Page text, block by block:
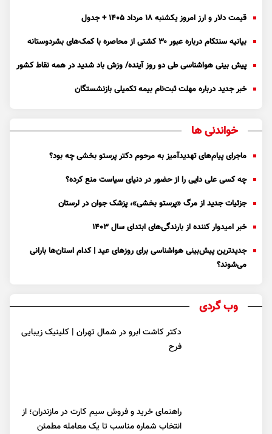
قیمت دلار و ارز امروز یکشنبه ۱۸ مرداد ۱۴۰۵ + جدول
بیانیه سنتکام درباره عبور ۳۰ کشتی از محاصره با کمک‌های بشردوستانه
پیش بینی هواشناسی طی دو روز آینده/ وزش باد شدید در همه نقاط کشور
خبر جدید درباره مهلت ثبت‌نام بیمه تکمیلی بازنشستگان
خواندنی ها
ماجرای پیام‌های تهدیدآمیز به مرحوم دکتر پرستو بخشی چه بود؟
چه کسی علی دایی را از حضور در دنیای سیاست منع کرده؟
جزئیات جدید از مرگ «پرستو بخشی»، پزشک جوان در لرستان
خبر امیدوار کننده از بارندگی‌های ابتدای سال ۱۴۰۳
جدیدترین پیش‌بینی هواشناسی برای روزهای عید | کدام استان‌ها بارانی
می‌شوند؟
وب گردی
دکتر کاشت ابرو در شمال تهران | کلینیک زیبایی
فرح
راهنمای خرید و فروش سیم کارت در مازندران؛ از
انتخاب شماره مناسب تا یک معامله مطمئن